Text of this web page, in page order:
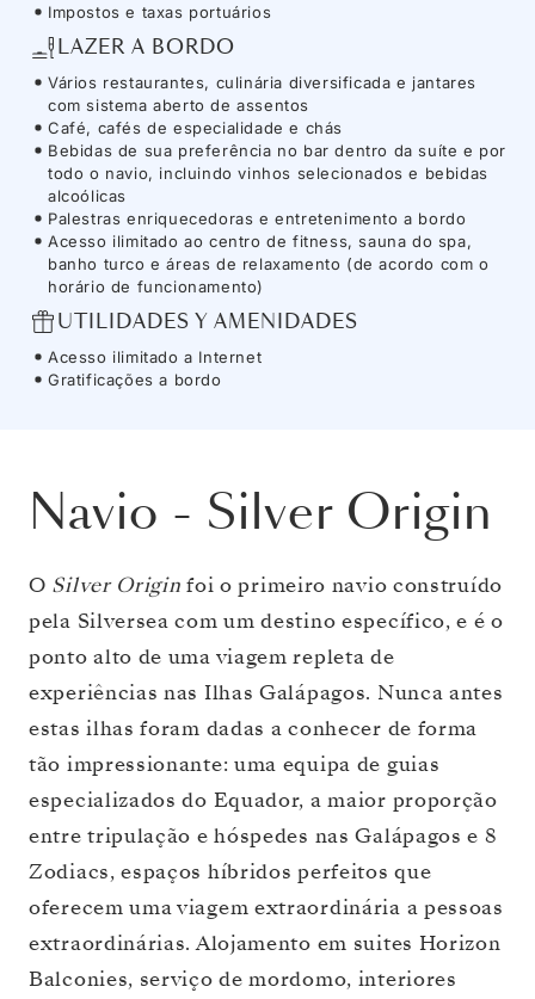
Impostos e taxas portuários
LAZER A BORDO
Vários restaurantes, culinária diversificada e jantares
com sistema aberto de assentos
Café, cafés de especialidade e chás
Bebidas de sua preferência no bar dentro da suíte e por
todo o navio, incluindo vinhos selecionados e bebidas
alcoólicas
Palestras enriquecedoras e entretenimento a bordo
Acesso ilimitado ao centro de fitness, sauna do spa,
banho turco e áreas de relaxamento (de acordo com o
horário de funcionamento)
UTILIDADES Y AMENIDADES
Acesso ilimitado a Internet
Gratificações a bordo
Navio - Silver Origin
O Silver Origin foi o primeiro navio construído
pela Silversea com um destino específico, e é o
ponto alto de uma viagem repleta de
experiências nas Ilhas Galápagos. Nunca antes
estas ilhas foram dadas a conhecer de forma
tão impressionante: uma equipa de guias
especializados do Equador, a maior proporção
entre tripulação e hóspedes nas Galápagos e 8
Zodiacs, espaços híbridos perfeitos que
oferecem uma viagem extraordinária a pessoas
extraordinárias. Alojamento em suites Horizon
Balconies, serviço de mordomo, interiores